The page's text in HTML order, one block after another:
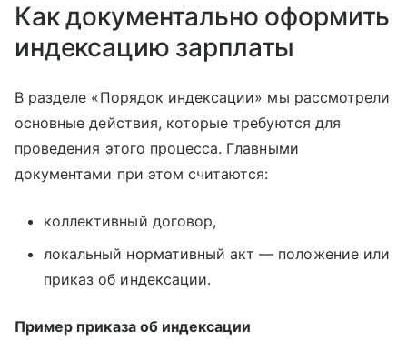
Как документально оформить
индексацию зарплаты
В разделе «Порядок индексации» мы рассмотрели
основные действия, которые требуются для
проведения этого процесса. Главными
документами при этом считаются:
коллективный договор,
локальный нормативный акт — положение или
приказ об индексации.
Пример приказа об индексации